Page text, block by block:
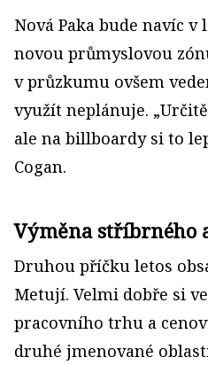
Nová Paka bude navíc
novou průmyslovou
v průzkumu ovšem
využít neplánuje.
ale na billboardy si to
Cogan.
Výměna stříbrného
Druhou příčku letos
Metují. Velmi dobře si
pracovního trhu a
druhé jmenované